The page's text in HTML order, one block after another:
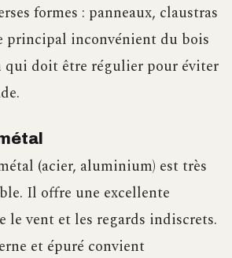
formes : panneaux, claustras
principal inconvénient du bois
qui doit être régulier pour éviter
(acier, aluminium) est très
Il offre une excellente
le vent et les regards indiscrets.
et épuré convient